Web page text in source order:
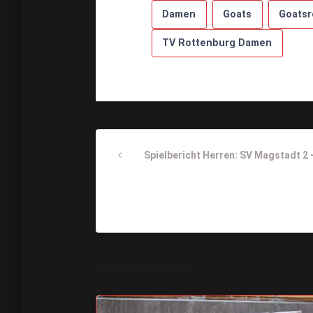
Damen Goats
TV Rottenburg Damen
PreviousSpielbericht Herren: SV Magstadt 2